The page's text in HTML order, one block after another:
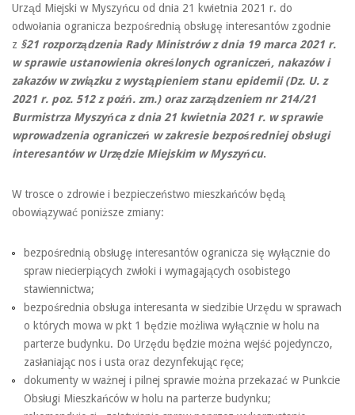
Urząd Miejski w Myszyńcu od dnia 21 kwietnia 2021 r. do
odwołania ogranicza bezpośrednią obsługę interesantów zgodnie
z §21 rozporządzenia Rady Ministrów z dnia 19 marca 2021 r.
w sprawie ustanowienia określonych ograniczeń, nakazów i
zakazów w związku z wystąpieniem stanu epidemii (Dz. U. z
2021 r. poz. 512 z poźń. zm.) oraz zarządzeniem nr 214/21
Burmistrza Myszyńca z dnia 21 kwietnia 2021 r. w sprawie
wprowadzenia ograniczeń w zakresie bezpośredniej obsługi
interesantów w Urzędzie Miejskim w Myszyńcu.
W trosce o zdrowie i bezpieczeństwo mieszkańców będą
obowiązywać poniższe zmiany:
bezpośrednią obsługę interesantów ogranicza się wyłącznie do
spraw niecierpiących zwłoki i wymagających osobistego
stawiennictwa;
bezpośrednia obsługa interesanta w siedzibie Urzędu w sprawach
o których mowa w pkt 1 będzie możliwa wyłącznie w holu na
parterze budynku. Do Urzędu będzie można wejść pojedynczo,
zasłaniając nos i usta oraz dezynfekując ręce;
dokumenty w ważnej i pilnej sprawie można przekazać w Punkcie
Obsługi Mieszkańców w holu na parterze budynku;